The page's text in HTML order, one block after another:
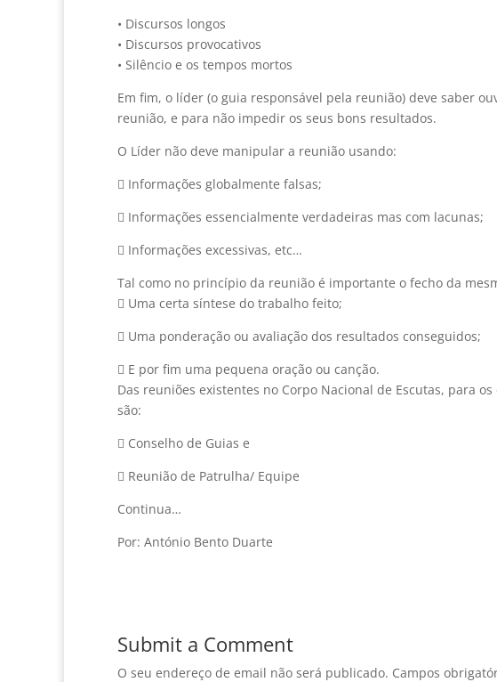
• Discursos longos
• Discursos provocativos
• Silêncio e os tempos mortos
Em fim, o líder (o guia responsável pela reunião) deve saber
reunião, e para não impedir os seus bons resultados.
O Líder não deve manipular a reunião usando:
 Informações globalmente falsas;
 Informações essencialmente verdadeiras mas com lacunas;
 Informações excessivas, etc…
Tal como no princípio da reunião é importante o fecho da
 Uma certa síntese do trabalho feito;
 Uma ponderação ou avaliação dos resultados conseguidos;
 E por fim uma pequena oração ou canção.
Das reuniões existentes no Corpo Nacional de Escutas, para
são:
 Conselho de Guias e
 Reunião de Patrulha/ Equipe
Continua…
Por: António Bento Duarte
Submit a Comment
O seu endereço de email não será publicado. Campos